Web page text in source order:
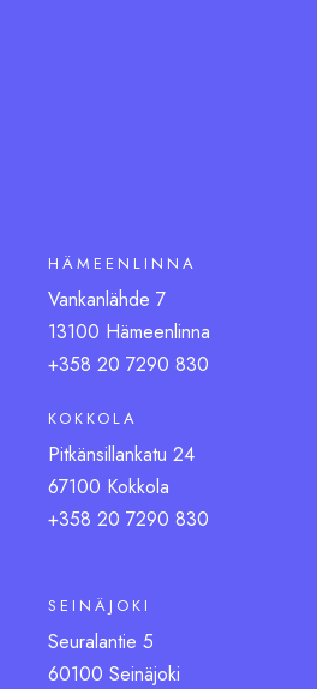
HÄMEENLINNA
Vankanlähde 7
13100 Hämeenlinna
+358 20 7290 830
KOKKOLA
Pitkänsillankatu 24
67100 Kokkola
+358 20 7290 830
SEINÄJOKI
Seuralantie 5
60100 Seinäjoki